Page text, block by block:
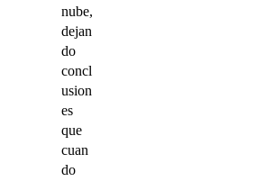
nube,
dejan
do
concl
usion
es
que
cuan
do